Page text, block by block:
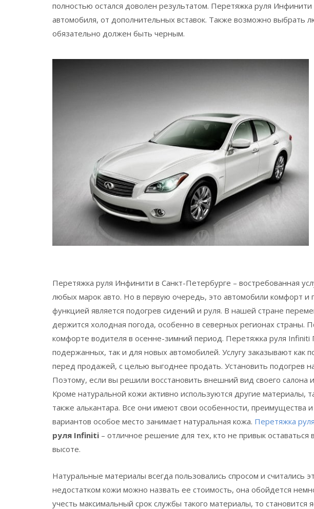
полностью остался доволен результатом. Перетяжка руля
автомобиля, от дополнительных вставок. Также возможно выбрать
обязательно должен быть черным.
Перетяжка руля Инфинити в Санкт-Петербурге – востребованная
любых марок авто. Но в первую очередь, это автомобили комфорт и
функцией является подогрев сидений и руля. В нашей стране
держится холодная погода, особенно в северных регионах страны.
комфорте водителя в осенне-зимний период. Перетяжка руля Infiniti
подержанных, так и для новых автомобилей. Услугу заказывают как
перед продажей, с целью выгоднее продать. Установить подогрев
Поэтому, если вы решили восстановить внешний вид своего салона
Кроме натуральной кожи активно используются другие материалы,
также алькантара. Все они имеют свои особенности, преимущества
вариантов особое место занимает натуральная кожа. Перетяжка
руля Infiniti – отличное решение для тех, кто не привык оставаться
высоте.
Натуральные материалы всегда пользовались спросом и считались
недостатком кожи можно назвать ее стоимость, она обойдется
учесть максимальный срок службы такого материалы, то становится